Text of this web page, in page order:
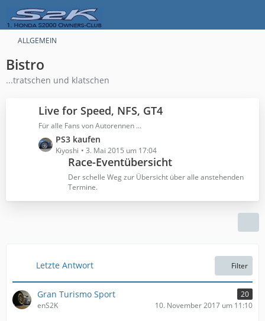
ALLGEMEIN
Bistro
...tratschen und klatschen
Live for Speed, NFS, GT4
Für alle Fans von Autorennen ...
L
e
e
ä
g
e
PS3 kaufen
Kiyoshi 3. Mai 2015 um 17:04
Race-Eventübersicht
Der schelle Weg zur Übersicht über alle anstehenden
Termine.
Letzte Antwort Filter
Gran Turismo Sport
20
enS2K
10. November 2017 um 11:10